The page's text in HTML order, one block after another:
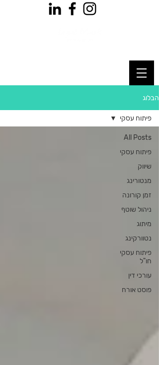
הבלוג
All Posts
פיתוח עסקי
שיווק
מנטורינג
זמן קורונה
ניהול שוטף
מיתוג
נטוורקינג
פיתוח עסקי
חו"ל
עורכי דין
פוסט אורח
פיתוח עסקי